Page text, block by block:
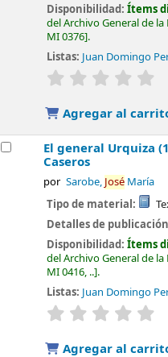
Disponibilidad:Ítems
del Archivo General de la
MI 0376 .
Listas: Juan Domingo
valoración
Agregar al
El general Urquiza
Caseros
por Sarobe, JoséMaría
Tipo de material:
Detalles de
Disponibilidad:Ítems
del Archivo General de la
MI 0416, .. .
Listas: Juan Domingo
valoración
Agregar al